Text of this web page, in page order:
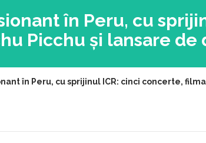
în Peru, cu
Picchu și lansare de
în Peru, cu sprijinul ICR: cinci concerte,